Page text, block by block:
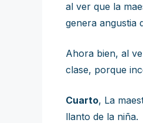
al ver que la
genera angustia
Ahora bien, al
clase, porque
Cuarto, La
llanto de la niña.